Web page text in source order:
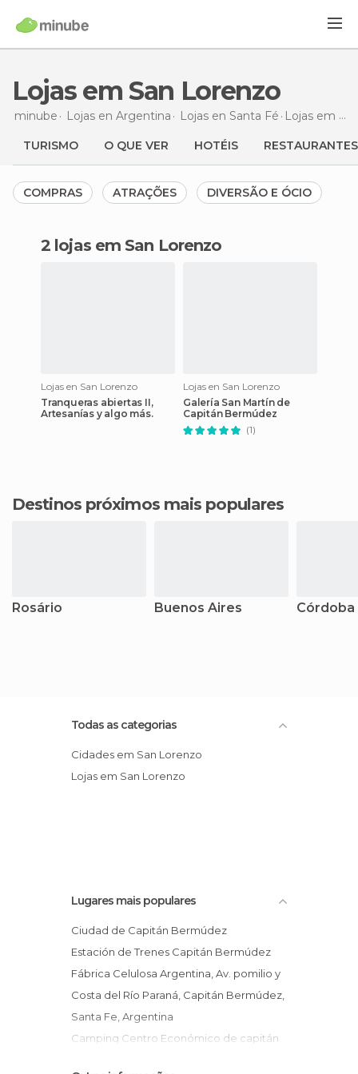
Lojas em San Lorenzo
minube Lojas en Argentina Lojas en Santa Fé Lojas em San Lorenzo
TURISMO O QUE VER HOTÉIS RESTAURANTES
COMPRAS ATRAÇÕES DIVERSÃO E ÓCIO
2 lojas em San Lorenzo
Lojas en San Lorenzo
Tranqueras abiertas II,
Artesanías y algo más.
Lojas en San Lorenzo
Galería San Martín de
Capitán Bermúdez
(1)
Destinos próximos mais populares
Rosário Buenos Aires Córdoba
Todas as categorias
Cidades em San Lorenzo
Lojas em San Lorenzo
Lugares mais populares
Ciudad de Capitán Bermúdez
Estación de Trenes Capitán Bermúdez
Fábrica Celulosa Argentina, Av. pomilio y
Costa del Río Paraná, Capitán Bermúdez,
Santa Fe, Argentina
Camping Centro Económico de capitán